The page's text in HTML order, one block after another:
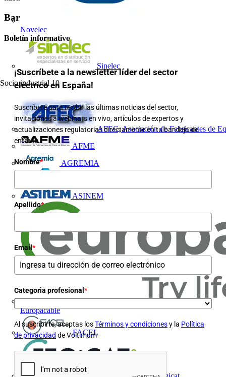
Novelec
Sinelec
Socio industrial 10
AFEC, Asociación de Fabricantes de
AFME
AGREMIA
ASINEM
Europacable
FACEL
Barra lateral
Boletín informativo
¡Suscríbete a la newsletter líder del sector
eléctrico en España!
Suscríbete para recibir las últimas noticias del sector,
invitaciones a webinars en vivo, artículos de expertos y
actualizaciones regulatorias directamente en tu bandeja de
entrada.
Nombre*
Apellido*
Email*
Categoria profesional *
Al suscribirte, aceptas losTérminos y condicionesy la Política
de privacidad de Voltimum